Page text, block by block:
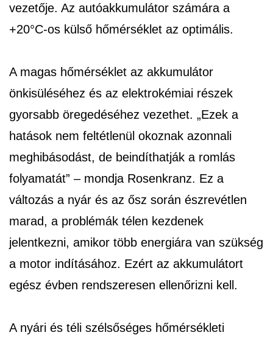
vezetője. Az autóakkumulátor számára a
+20°C-os külső hőmérséklet az optimális.
A magas hőmérséklet az akkumulátor
önkisüléséhez és az elektrokémiai részek
gyorsabb öregedéséhez vezethet. „Ezek a
hatások nem feltétlenül okoznak azonnali
meghibásodást, de beindíthatják a romlás
folyamatát” – mondja Rosenkranz. Ez a
változás a nyár és az ősz során észrevétlen
marad, a problémák télen kezdenek
jelentkezni, amikor több energiára van szükség
a motor indításához. Ezért az akkumulátort
egész évben rendszeresen ellenőrizni kell.
A nyári és téli szélsőséges hőmérsékleti